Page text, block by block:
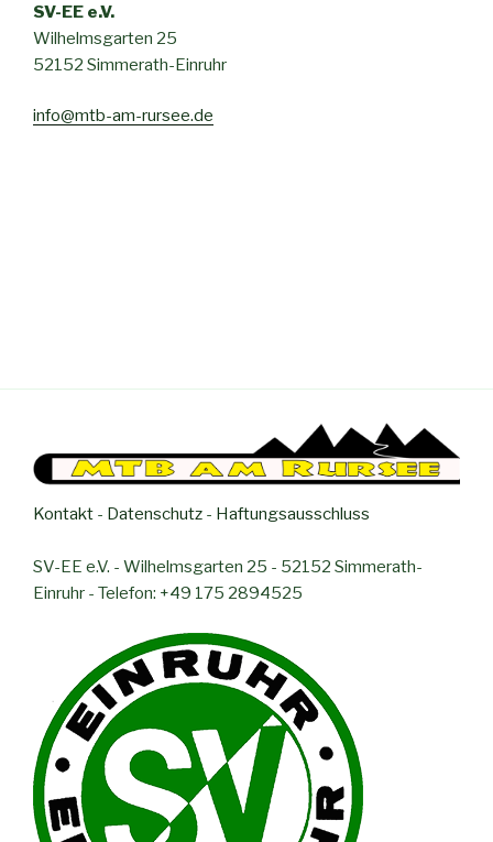
SV-EE e.V.
Wilhelmsgarten 25
52152 Simmerath-Einruhr
info@mtb-am-rursee.de
Kontakt - Datenschutz - Haftungsausschluss
SV-EE e.V. - Wilhelmsgarten 25 - 52152 Simmerath-
Einruhr - Telefon: +49 175 2894525